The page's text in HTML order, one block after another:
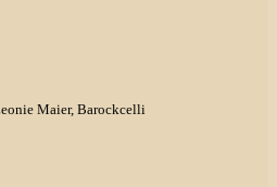
Maier, Barockcelli